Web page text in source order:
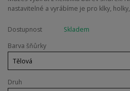
nastavitelné a vyrábíme je pro klky,
Dostupnost
Skladem
Barva šňůrky
Druh